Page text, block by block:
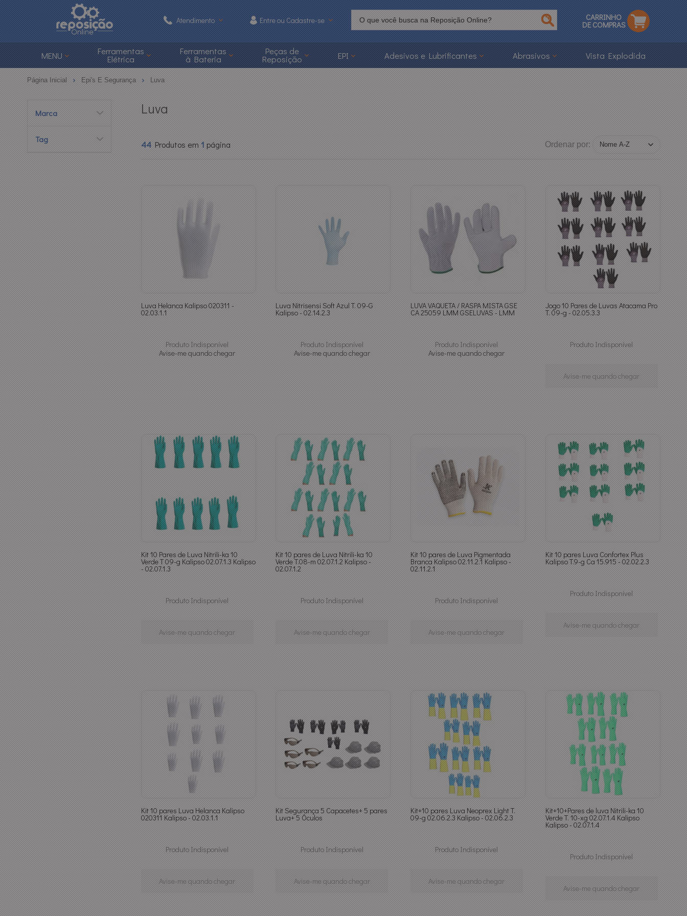
Atendimento
(48) 3626-1215
(48) 3626-1215
atendimento@reposicaoonline.com.br
Central de Ajuda
Entre ou Cadastre-se CARRINHO
DE COMPRAS
MENU Ferramentas
Elétrica
Ferramentas
à Bateria
Peças de
Reposição EPI Adesivos e Lubrificantes Abrasivos Vista Explodida
Página Inicial Epi's E Segurança Luva
Marca
Tag
Luva
44 Produtos em1página Ordenar por:
Luva Helanca Kalipso 020311 -
02.03.1.1
Produto Indisponível
Avise-me quando chegar
Luva Nitrisensi Soft Azul T. 09-G
Kalipso - 02.14.2.3
Produto Indisponível
Avise-me quando chegar
LUVA VAQUETA / RASPA MISTA GSE
CA 25059 LMM GSELUVAS - LMM
Produto Indisponível
Avise-me quando chegar
Jogo 10 Pares de Luvas Atacama Pro
T. 09-g - 02.05.3.3
Produto Indisponível
Avise-me quando chegar
Kit 10 Pares de Luva Nitrili-ka 10
Verde T 09-g Kalipso 02.07.1.3 Kalipso
- 02.07.1.3
Produto Indisponível
Avise-me quando chegar
Kit 10 pares de Luva Nitrili-ka 10
Verde T.08-m 02.07.1.2 Kalipso -
02.07.1.2
Produto Indisponível
Avise-me quando chegar
Kit 10 pares de Luva Pigmentada
Branca Kalipso 02.11.2.1 Kalipso -
02.11.2.1
Produto Indisponível
Avise-me quando chegar
Kit 10 pares Luva Confortex Plus
Kalipso T.9-g Ca 15.915 - 02.02.2.3
Produto Indisponível
Avise-me quando chegar
Kit 10 pares Luva Helanca Kalipso
020311 Kalipso - 02.03.1.1
Produto Indisponível
Avise-me quando chegar
Kit Segurança 5 Capacetes+ 5 pares
Luva+ 5 Óculos
Produto Indisponível
Avise-me quando chegar
Kit+10 pares Luva Neoprex Light T.
09-g 02.06.2.3 Kalipso - 02.06.2.3
Produto Indisponível
Avise-me quando chegar
Kit+10+Pares de luva Nitrili-ka 10
Verde T. 10-xg 02.07.1.4 Kalipso
Kalipso - 02.07.1.4
Produto Indisponível
Avise-me quando chegar